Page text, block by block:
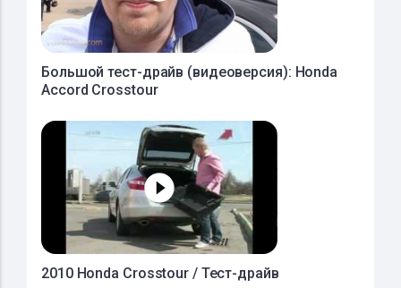
Большой тест-драйв (видеоверсия): Honda
Accord Crosstour
2010 Honda Crosstour / Тест-драйв